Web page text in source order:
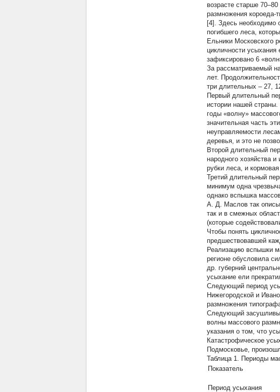
возрасте старше
размножения короеда-
[4]. Здесь необходимо
погибшего леса,
Ельники Московского
цикличности усыхания
зафиксировано 6
За рассматриваемый
лет.
три длительных – 27,
Первый длительный
истории нашей
годы «волну»
значительная часть
неуправляемости
деревья, и это не
Второй длительный
народного хозяйства
рубки леса, и
Третий длительный
минимум одна
однако вспышка
А. Д. Маслов так
так и в смежных
(которые
Чтобы понять
предшествовавшей
Реализацию вспышки
регионе обусловила
др. губерний
усыхание ели
Следующий период
Нижегородской и
размножения
Следующий
волны массового
указания о том, что
Катастрофическое
Подмосковье,
Таблица 1. Периоды
Показатель
Период усыхания